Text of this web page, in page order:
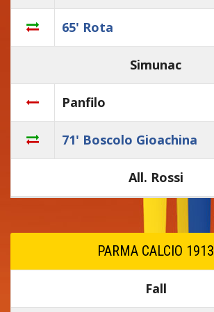
65' Rota
Simunac
Panfilo
71' Boscolo Gioachina
All. Rossi
PARMA CALCIO 1913
Fall